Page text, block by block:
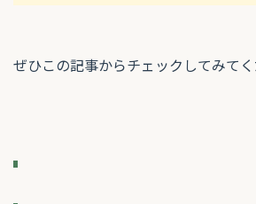
ぜひこの記事からチェックしてみてく